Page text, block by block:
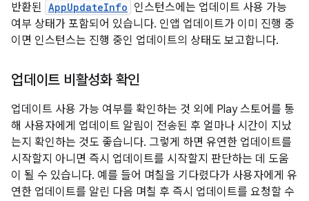
반환된 AppUpdateInfo 인스턴스에는 업데이트 사용 가능
여부 상태가 포함되어 있습니다. 인앱 업데이트가 이미 진행 중
이면 인스턴스는 진행 중인 업데이트의 상태도 보고합니다.
업데이트 비활성화 확인
업데이트 사용 가능 여부를 확인하는 것 외에 Play 스토어를 통
해 사용자에게 업데이트 알림이 전송된 후 얼마나 시간이 지났
는지 확인하는 것도 좋습니다. 그렇게 하면 유연한 업데이트를
시작할지 아니면 즉시 업데이트를 시작할지 판단하는 데 도움
이 될 수 있습니다. 예를 들어 며칠을 기다렸다가 사용자에게 유
연한 업데이트를 알린 다음 며칠 후 즉시 업데이트를 요청할 수